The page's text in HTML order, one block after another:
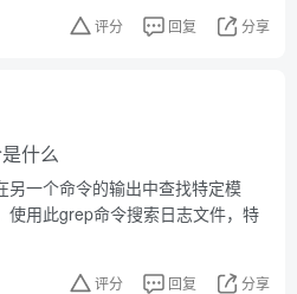
评分 回复 分享
什么
一个命令的输出中查找特定模
使用此grep命令搜索日志文件，特
评分 回复 分享